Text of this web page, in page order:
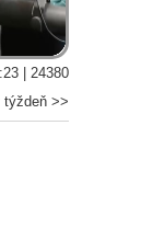
| 24380
týždeň >>